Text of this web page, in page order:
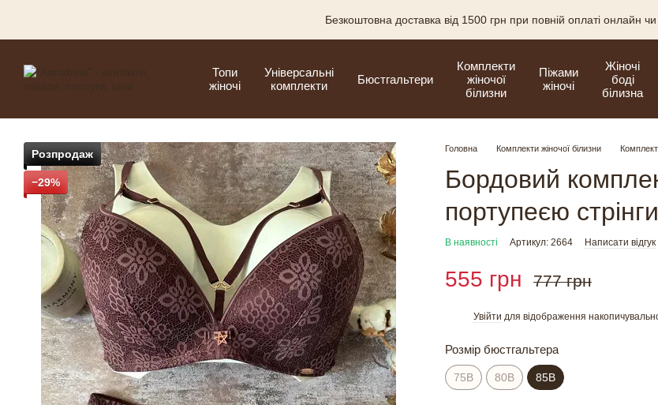
Безкоштовна доставка від 1500 грн при повній оплаті онлайн чи
Топи
жіночі
Універсальні
комплекти
Бюстгальтери
Комплекти
жіночої
білизни
Піжами
жіночі
Жіночі
боді
білизна
Розпродаж
−29%
Головна Комплекти жіночої білизни
Бордовий
портупеєю стрінги
В наявності Артикул: 2664 Написати відгук
555 грн 777 грн
Увійти для відображення
Розмір бюстгальтера
75B 80В 85В